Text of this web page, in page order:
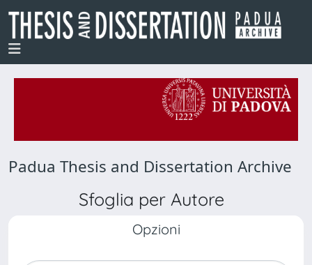
Padua Thesis and Dissertation Archive
Sfoglia per Autore
Opzioni